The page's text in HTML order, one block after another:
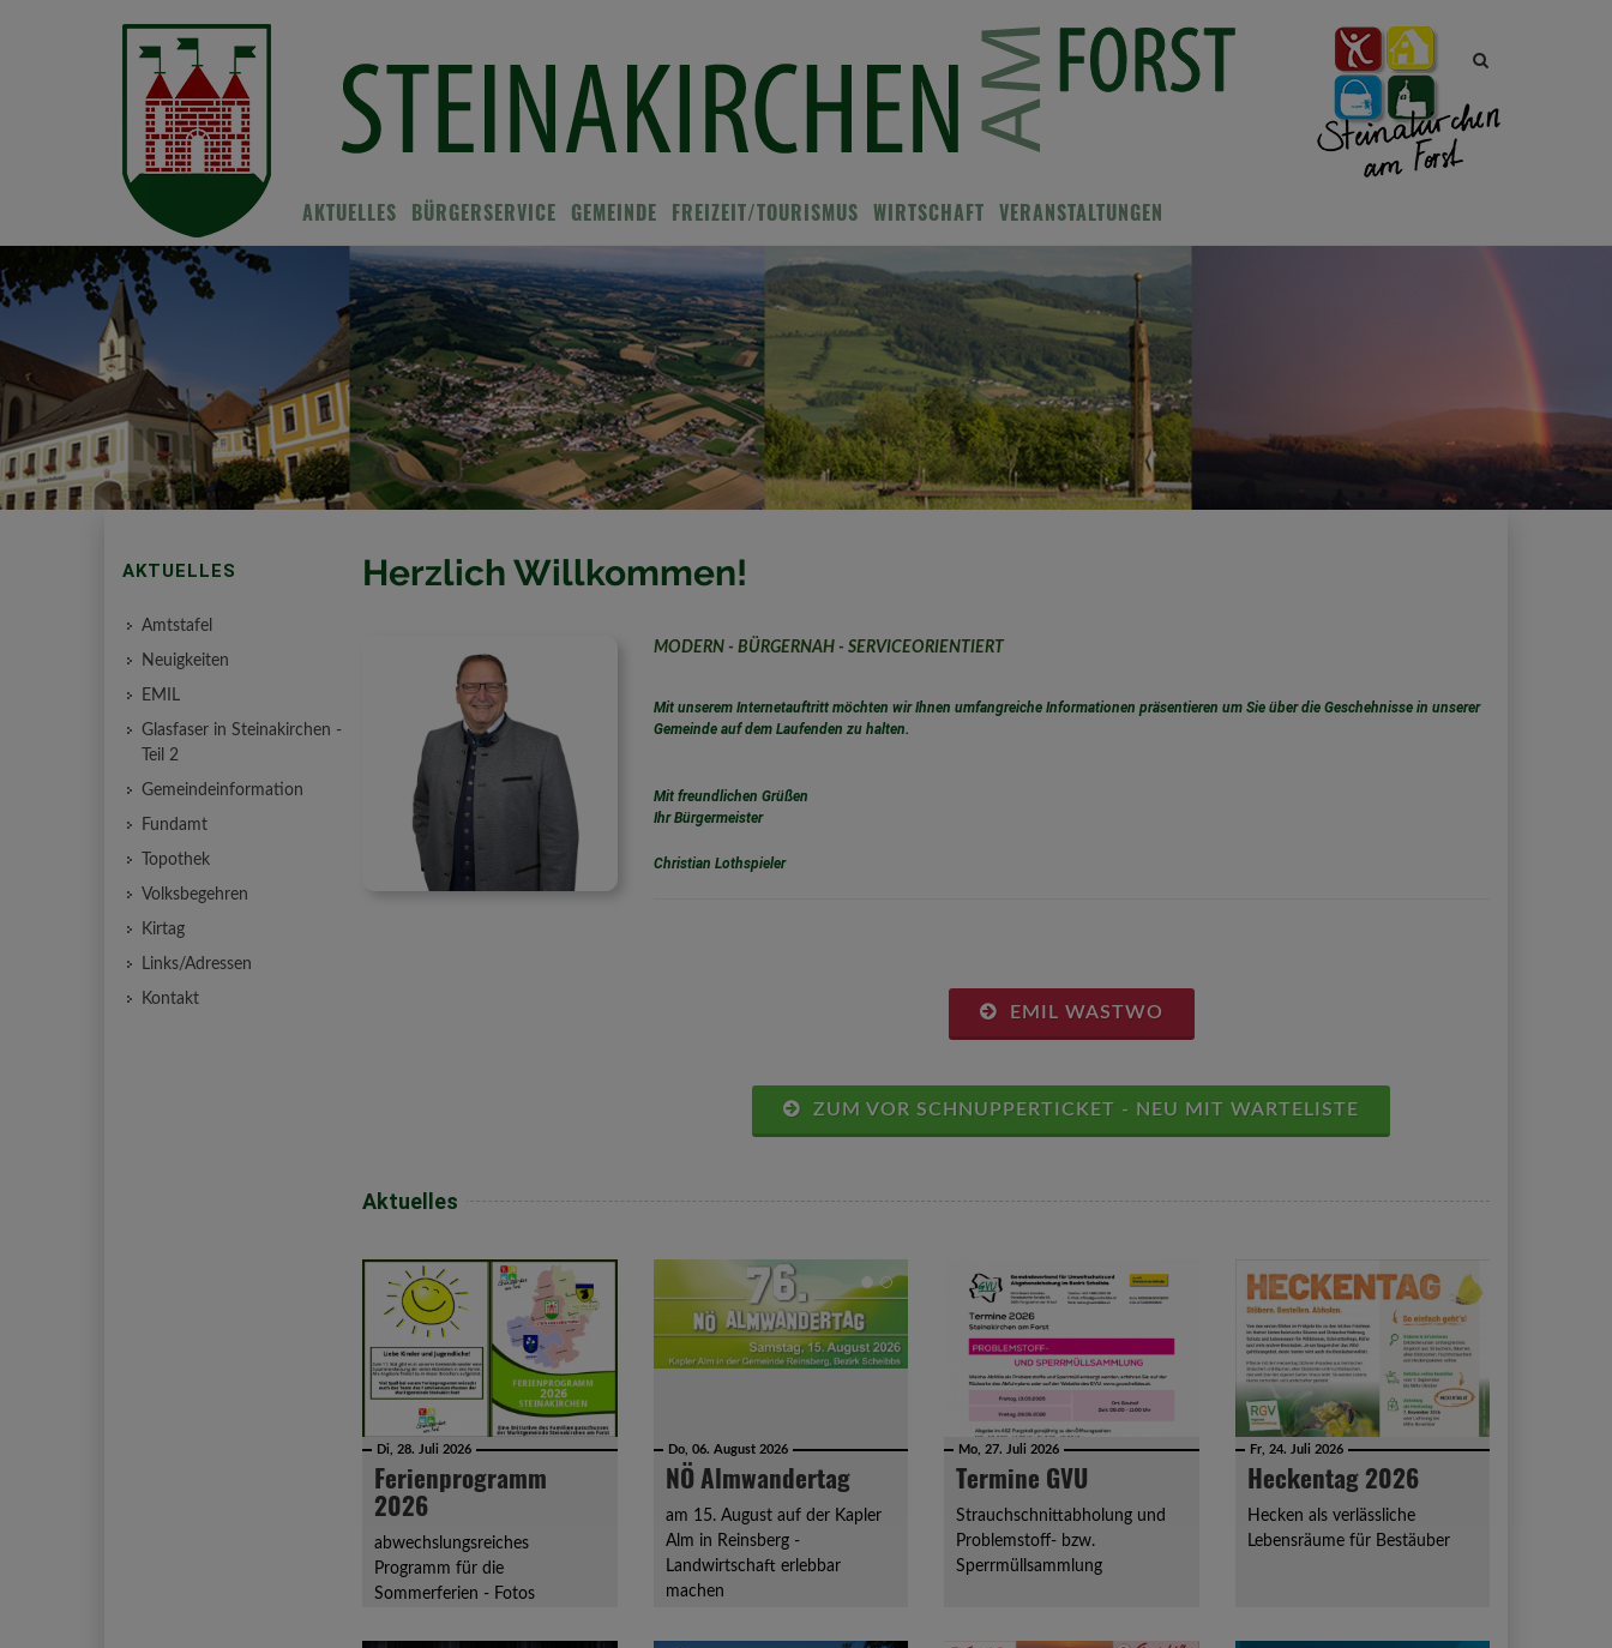
Site
toggle
AKTUELLES BÜRGERSERVICE GEMEINDE FREIZEIT/TOURISMUS WIRTSCHAFT VERANSTALTUNGEN
Herzlich Willkommen!
MODERN - BÜRGERNAH - SERVICEORIENTIERT
Mit unserem Internetauftritt möchten wir Ihnen umfangreiche Informationen präsentieren um Sie über die Geschehnisse in unserer
Gemeinde auf dem Laufenden zu halten.
Mit freundlichen Grüßen
Ihr Bürgermeister
Christian Lothspieler
EMIL WASTWO
ZUM VOR SCHNUPPERTICKET - NEU MIT WARTELISTE
Aktuelles
Di, 28. Juli 2026
Ferienprogramm
2026
abwechslungsreiches
Programm für die
Sommerferien - Fotos
Do, 06. August 2026
NÖ Almwandertag
am 15. August auf der Kapler
Alm in Reinsberg -
Landwirtschaft erlebbar
machen
Mo, 27. Juli 2026
Termine GVU
Strauchschnittabholung und
Problemstoff- bzw.
Sperrmüllsammlung
Fr, 24. Juli 2026
Heckentag 2026
Hecken als verlässliche
Lebensräume für Bestäuber
AKTUELLES
Amtstafel
Neuigkeiten
EMIL
Glasfaser in Steinakirchen -
Teil 2
Gemeindeinformation
Fundamt
Topothek
Volksbegehren
Kirtag
Links/Adressen
Kontakt